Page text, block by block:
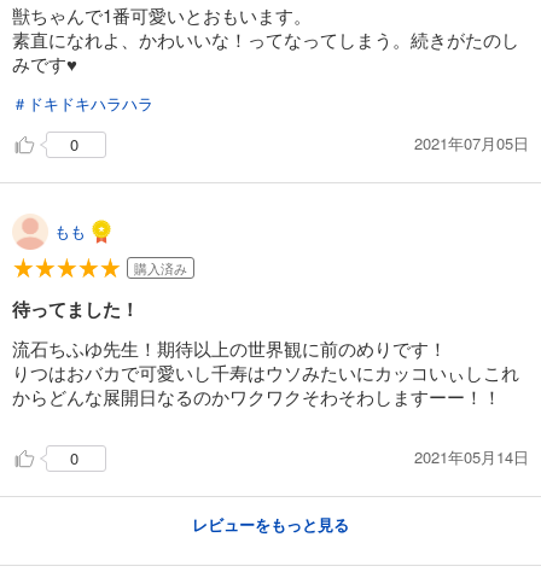
獣ちゃんで1番可愛いとおもいます。
素直になれよ、かわいいな！ってなってしまう。続きがたのし
みです♥
＃ドキドキハラハラ
0
2021年07月05日
もも
購入済み
待ってました！
流石ちふゆ先生！期待以上の世界観に前のめりです！
りつはおバカで可愛いし千寿はウソみたいにカッコいぃしこれ
からどんな展開日なるのかワクワクそわそわしますーー！！
0 2021年05月14日
レビューをもっと見る